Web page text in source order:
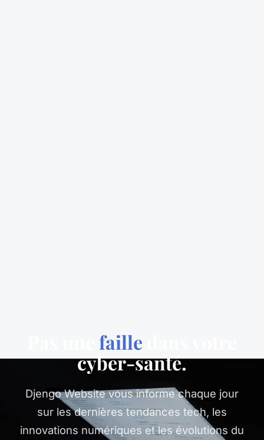
faille
cyber-santé.
Djengo Website vous informe chaque jour
sur les dernières tendances tech, les
innovations numériques et les évolutions du